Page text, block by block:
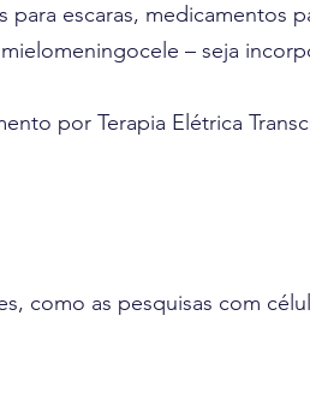
escaras, medicamentos
– seja
por Terapia Elétrica
como as pesquisas com